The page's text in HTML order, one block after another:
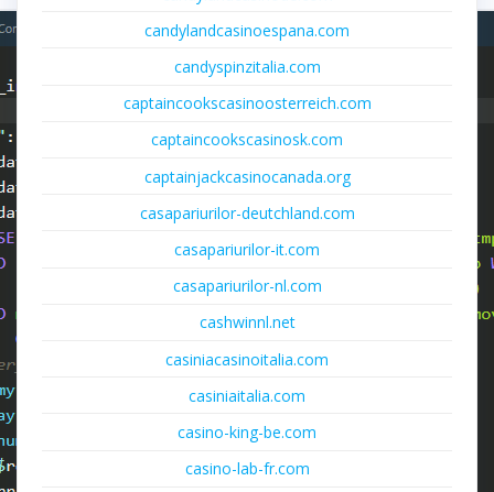
candylandcasinoespana.com
candyspinzitalia.com
captaincookscasinoosterreich.com
captaincookscasinosk.com
captainjackcasinocanada.org
casapariurilor-deutchland.com
casapariurilor-it.com
casapariurilor-nl.com
cashwinnl.net
casiniacasinoitalia.com
casiniaitalia.com
casino-king-be.com
casino-lab-fr.com